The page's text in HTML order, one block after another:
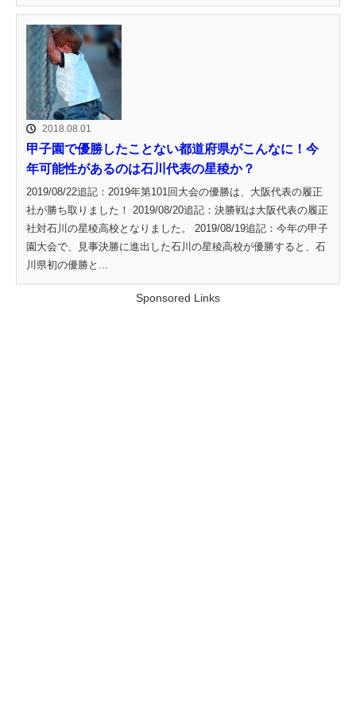
2018.08.01
甲子園で優勝したことない都道府県がこんなに！今
年可能性があるのは石川代表の星稜か？
2019/08/22追記：2019年第101回大会の優勝は、大阪代表の履正
社が勝ち取りました！ 2019/08/20追記：決勝戦は大阪代表の履正
社対石川の星稜高校となりました。 2019/08/19追記：今年の甲子
園大会で、見事決勝に進出した石川の星稜高校が優勝すると、石
川県初の優勝と...
Sponsored Links